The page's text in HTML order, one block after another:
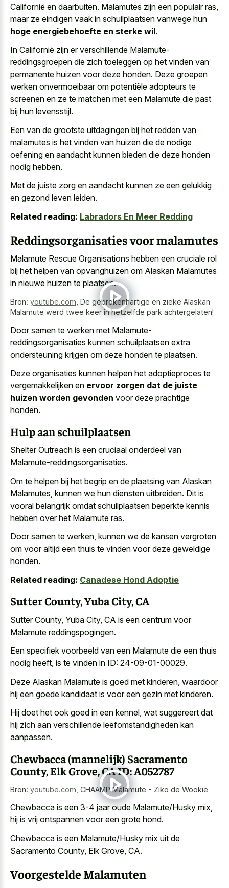
Californië en daarbuiten. Malamutes zijn een populair ras,
maar ze eindigen vaak in schuilplaatsen vanwege hun
hoge energiebehoefte en sterke wil.
In Californië zijn er verschillende Malamute-
reddingsgroepen die zich toeleggen op het vinden van
permanente huizen voor deze honden. Deze groepen
werken onvermoeibaar om potentiële adopteurs te
screenen en ze te matchen met een Malamute die past
bij hun levensstijl.
Een van de grootste uitdagingen bij het redden van
malamutes is het vinden van huizen die de nodige
oefening en aandacht kunnen bieden die deze honden
nodig hebben.
Met de juiste zorg en aandacht kunnen ze een gelukkig
en gezond leven leiden.
Related reading: Labradors En Meer Redding
Reddingsorganisaties voor malamutes
Malamute Rescue Organisations hebben een cruciale rol
bij het helpen van opvanghuizen om Alaskan Malamutes
in nieuwe huizen te plaatsen.
Bron: youtube.com De gebrokenhartige en zieke Alaskan
Malamute werd twee keer in hetzelfde park achtergelaten!
Door samen te werken met Malamute-
reddingsorganisaties kunnen schuilplaatsen extra
ondersteuning krijgen om deze honden te plaatsen.
Deze organisaties kunnen helpen het adoptieproces te
vergemakkelijken en ervoor zorgen dat de juiste
huizen worden gevonden voor deze prachtige
honden.
Hulp aan schuilplaatsen
Shelter Outreach is een cruciaal onderdeel van
Malamute-reddingsorganisaties.
Om te helpen bij het begrip en de plaatsing van Alaskan
Malamutes, kunnen we hun diensten uitbreiden. Dit is
vooral belangrijk omdat schuilplaatsen beperkte kennis
hebben over het Malamute ras.
Door samen te werken, kunnen we de kansen vergroten
om voor altijd een thuis te vinden voor deze geweldige
honden.
Related reading: Canadese Hond Adoptie
Sutter County, Yuba City, CA
Sutter County, Yuba City, CA is een centrum voor
Malamute reddingspogingen.
Een specifiek voorbeeld van een Malamute die een thuis
nodig heeft, is te vinden in ID: 24-09-01-00029.
Deze Alaskan Malamute is goed met kinderen, waardoor
hij een goede kandidaat is voor een gezin met kinderen.
Hij doet het ook goed in een kennel, wat suggereert dat
hij zich aan verschillende leefomstandigheden kan
aanpassen.
Chewbacca (mannelijk) Sacramento
County, Elk Grove, CA ID: A052787
Bron: youtube.com CHAAMP Malamute - Ziko de Wookie
Chewbacca is een 3-4 jaar oude Malamute/Husky mix,
hij is vrij ontspannen voor een grote hond.
Chewbacca is een Malamute/Husky mix uit de
Sacramento County, Elk Grove, CA.
Voorgestelde Malamuten